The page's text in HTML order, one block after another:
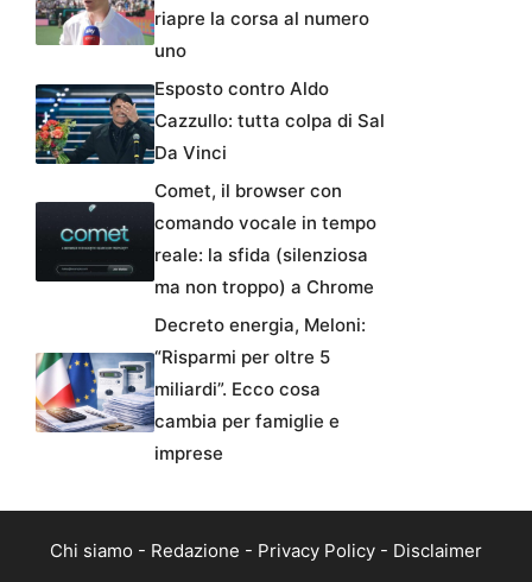
riapre la corsa al numero
uno
Esposto contro Aldo
Cazzullo: tutta colpa di Sal
Da Vinci
Comet, il browser con
comando vocale in tempo
reale: la sfida (silenziosa
ma non troppo) a Chrome
Decreto energia, Meloni:
“Risparmi per oltre 5
miliardi”. Ecco cosa
cambia per famiglie e
imprese
Chi siamo - Redazione - Privacy Policy - Disclaimer